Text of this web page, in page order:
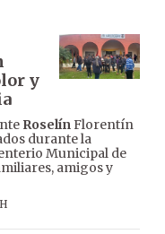
y
RoselínFlorentín
durante la
Municipal de
amigos y